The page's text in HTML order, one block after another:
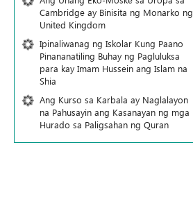
Cambridge ay Binisita ng Monarko ng
United Kingdom
Ipinaliwanag ng Iskolar Kung Paano
Pinananatiling Buhay ng Pagluluksa
para kay Imam Hussein ang Islam na
Shia
Ang Kurso sa Karbala ay Naglalayon
na Pahusayin ang Kasanayan ng mga
Hurado sa Paligsahan ng Quran